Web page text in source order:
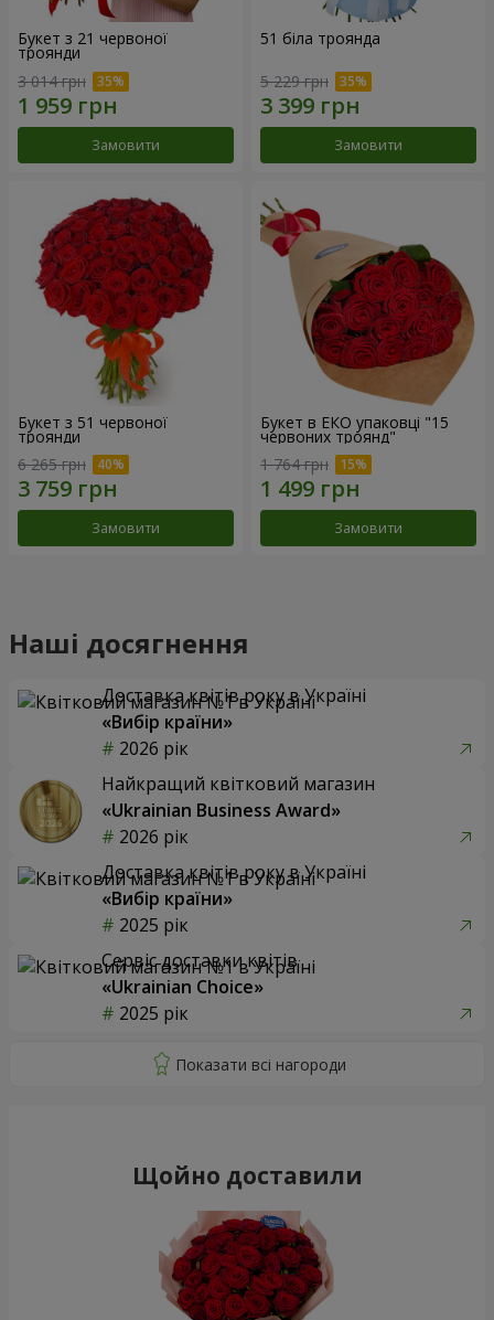
Букет з 21 червоної
троянди
3 014 грн
Замовити
51 біла троянда
5 229 грн
Замовити
Букет з 51 червоної
троянди
6 265 грн
Замовити
Букет в ЕКО упаковці "15
червоних троянд"
1 764 грн
Замовити
Наші досягнення
Доставка квітів року в Україні
«Вибір країни»
2026 рік
Найкращий квітковий магазин
«Ukrainian Business Award»
2026 рік
Доставка квітів року в Україні
«Вибір країни»
2025 рік
Сервіс доставки квітів
«Ukrainian Choice»
2025 рік
Щойно доставили